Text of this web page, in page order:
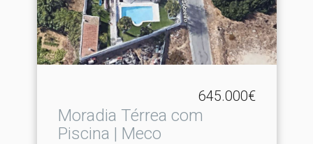
645.000€
Moradia Térrea com
Piscina | Meco